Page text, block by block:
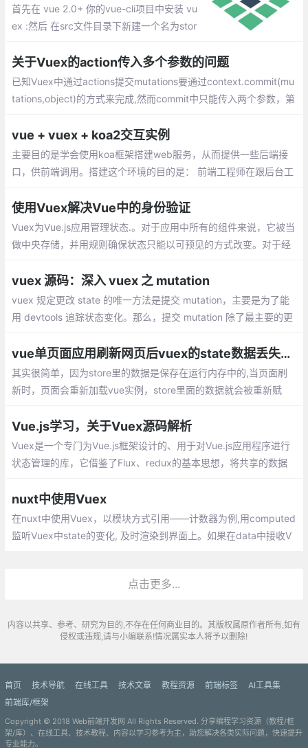
mutation 是同步执行，不是异步执行。
首先在 vue 2.0+ 你的vue-cli项目中安装 vu
ex :然后 在src文件目录下新建一个名为stor
新建一个index.js,里面的内容如下:接下来，
在 main.js里面引入store，然后再全局注入
一下
关于Vuex的action传入多个参数的问题
已知Vuex中通过actions提交mutations要通过context.commit(mu
tations,object)的方式来完成,然而commit中只能传入两个参数，第
vue + vuex + koa2交互实例
主要目的是学会使用koa框架搭建web服务，从而提供一些后端接
口，供前端调用。搭建这个环境的目的是： 前端工程师在跟后台工
够走前端工程师自己搭建的http路径
使用Vuex解决Vue中的身份验证
Vuex为Vue.js应用管理状态.。对于应用中所有的组件来说，它被当
做中央存储，并用规则确保状态只能以可预见的方式改变。对于经
下吧。
vuex 源码：深入 vuex 之 mutation
vuex 规定更改 state 的唯一方法是提交 mutation，主要是为了能
用 devtools 追踪状态变化。那么，提交 mutation 除了最主要的更
vue单页面应用刷新网页后vuex的state数据丢失的解决方案
其实很简单，因为store里的数据是保存在运行内存中的,当页面刷
新时，页面会重新加载vue实例，store里面的数据就会被重新赋
来改变
Vue.js学习，关于Vuex源码解析
Vuex是一个专门为Vue.js框架设计的、用于对Vue.js应用程序进行
状态管理的库，它借鉴了Flux、redux的基本思想，将共享的数据
行高效的状态管理与更新。
nuxt中使用Vuex
在nuxt中使用Vuex，以模块方式引用——计数器为例,用computed
监听Vuex中state的变化, 及时渲染到界面上。如果在data中接收V
点击更多...
内容以共享、参考、研究为目的,不存在任何商业目的。其版权属原作者所有,如有
侵权或违规,请与小编联系!情况属实本人将予以删除!
首页 技术导航 在线工具 技术文章 教程资源 前端标签
AI工具集
前端库/框架